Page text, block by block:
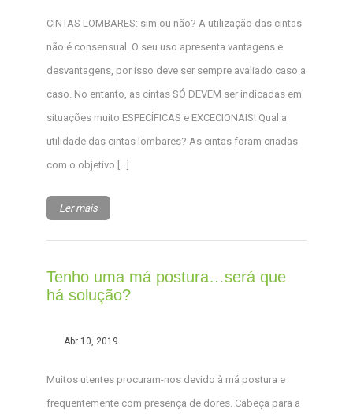
CINTAS LOMBARES: sim ou não? A utilização das cintas
não é consensual. O seu uso apresenta vantagens e
desvantagens, por isso deve ser sempre avaliado caso a
caso. No entanto, as cintas SÓ DEVEM ser indicadas em
situações muito ESPECÍFICAS e EXCECIONAIS! Qual a
utilidade das cintas lombares? As cintas foram criadas
com o objetivo […]
Ler mais
Tenho uma má postura…será que
há solução?
Abr 10, 2019
Muitos utentes procuram-nos devido à má postura e
frequentemente com presença de dores. Cabeça para a